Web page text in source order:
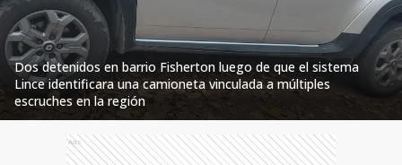
Dos detenidos en barrio Fisherton luego de que el sistema
Lince identificara una camioneta vinculada a múltiples
escruches en la región
Ads